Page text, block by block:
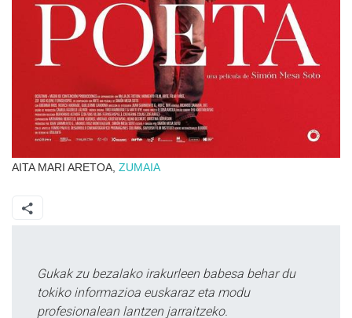
AITA MARI ARETOA, ZUMAIA
Gukak zu bezalako irakurleen babesa behar du
tokiko informazioa euskaraz eta modu
profesionalean lantzen jarraitzeko.